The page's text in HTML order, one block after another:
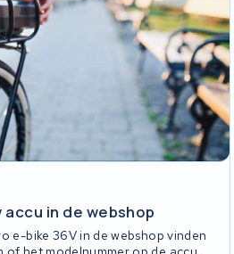
in de webshop
e-bike 36V in de webshop vinden